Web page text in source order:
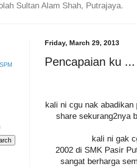
Sultan Alam Shah, Putrajaya.
Friday, March 29, 2013
Pencapaian ku ...
kali ni cgu nak abadikan
share sekurang2nya
kali ni gak
2002 di SMK Pasir
sangat berharga